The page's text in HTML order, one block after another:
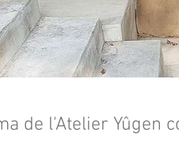
de l'Atelier Yûgen